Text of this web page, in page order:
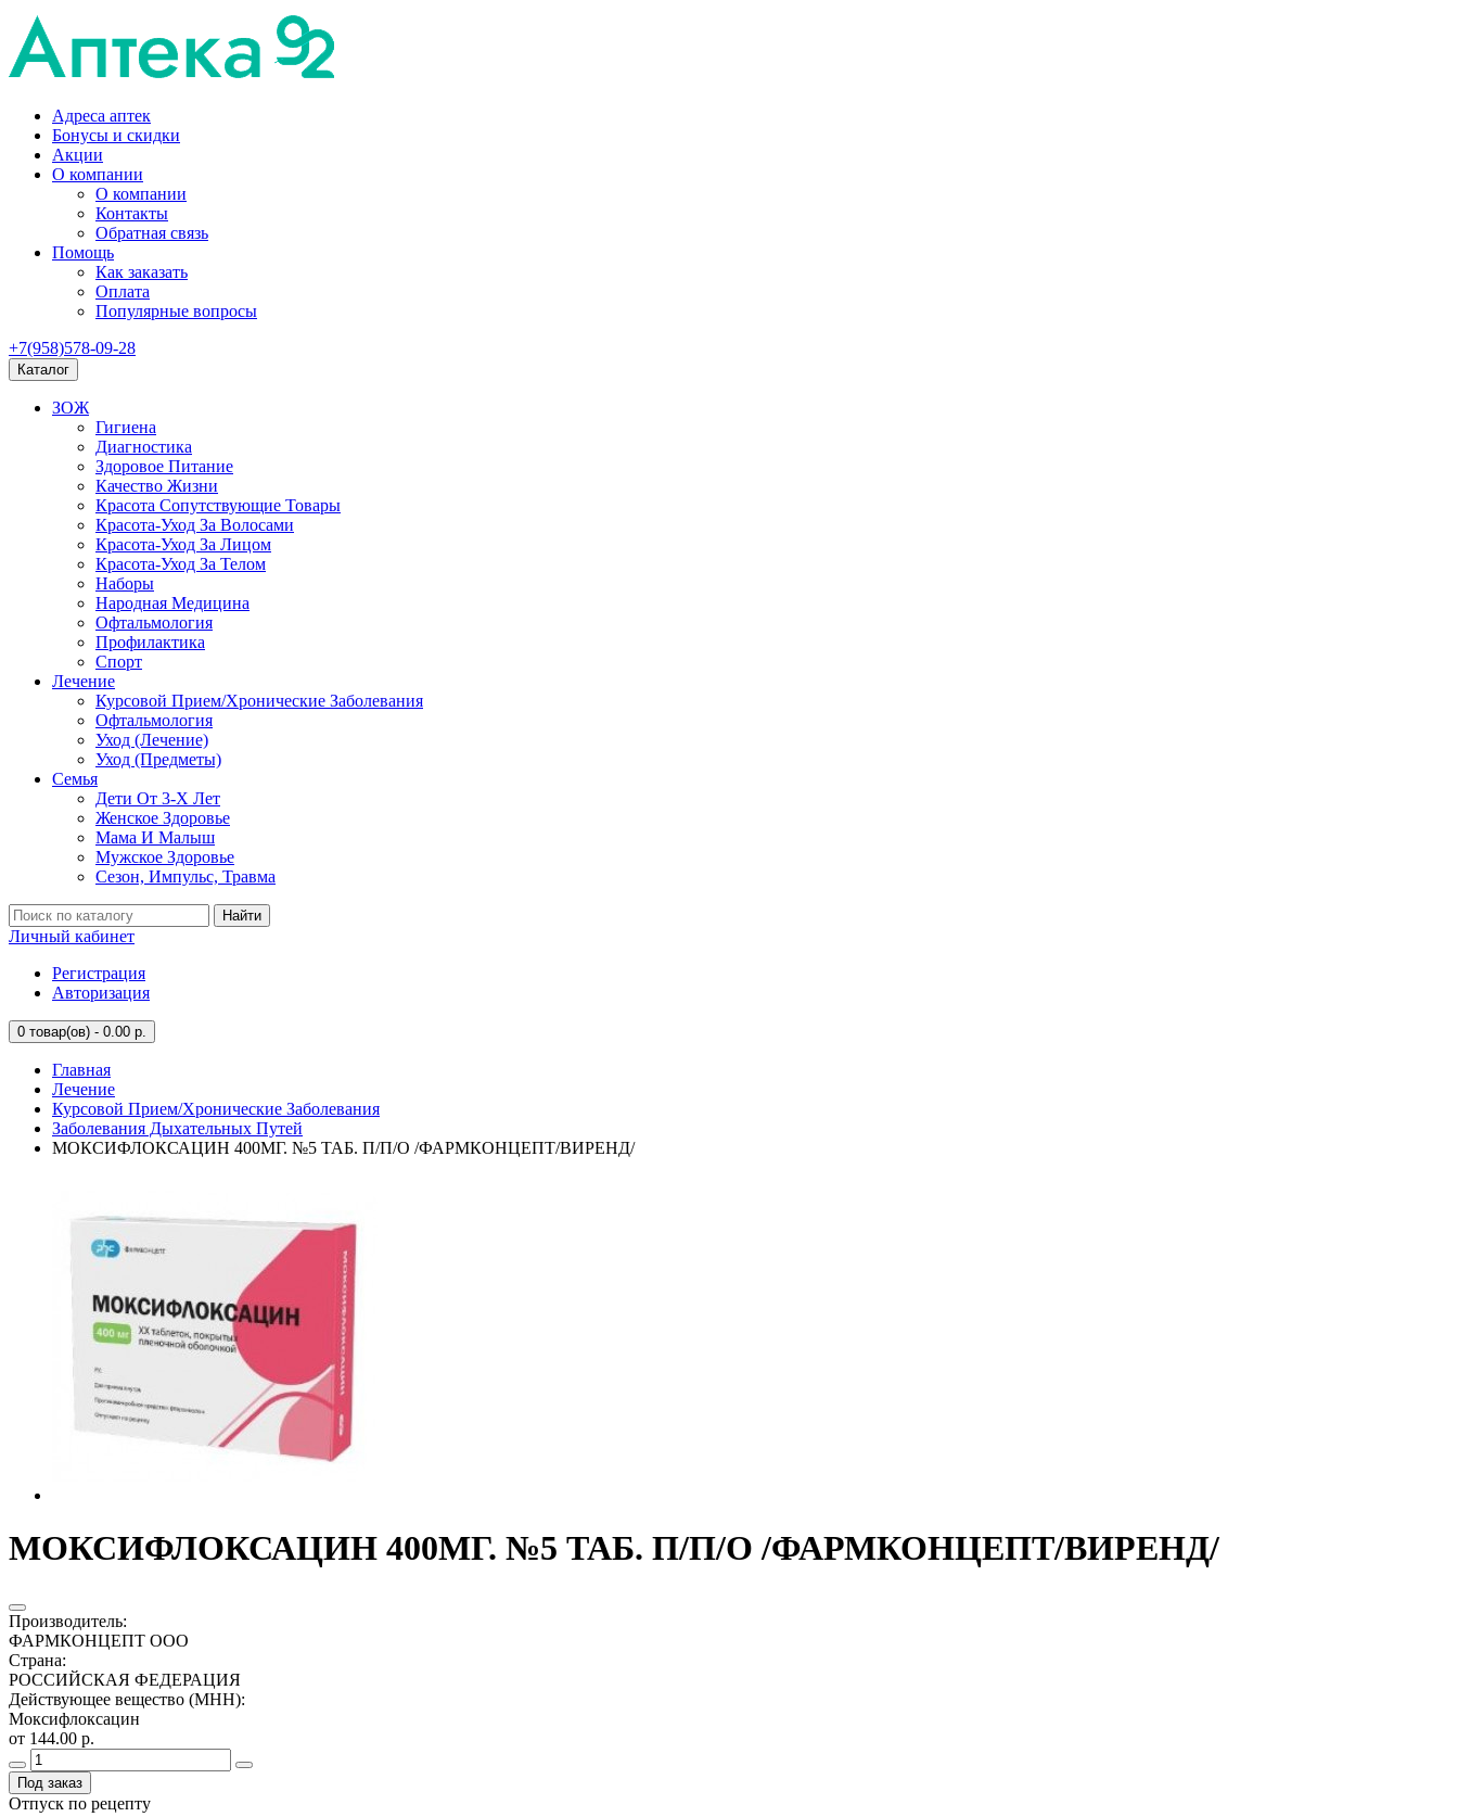
Адреса аптек
Бонусы и скидки
Акции
О компании
О компании
Контакты
Обратная связь
Помощь
Как заказать
Оплата
Популярные вопросы
+7(958)578-09-28
Каталог
ЗОЖ
Гигиена
Диагностика
Здоровое Питание
Качество Жизни
Красота Сопутствующие Товары
Красота-Уход За Волосами
Красота-Уход За Лицом
Красота-Уход За Телом
Наборы
Народная Медицина
Офтальмология
Профилактика
Спорт
Лечение
Курсовой Прием/Хронические Заболевания
Офтальмология
Уход (Лечение)
Уход (Предметы)
Семья
Дети От 3-Х Лет
Женское Здоровье
Мама И Малыш
Мужское Здоровье
Сезон, Импульс, Травма
Найти
Личный кабинет
Регистрация
Авторизация
0 товар(ов) - 0.00 р.
Главная
Лечение
Курсовой Прием/Хронические Заболевания
Заболевания Дыхательных Путей
МОКСИФЛОКСАЦИН 400МГ. №5 ТАБ. П/П/О /ФАРМКОНЦЕПТ/ВИРЕНД/
МОКСИФЛОКСАЦИН 400МГ. №5 ТАБ. П/П/О /ФАРМКОНЦЕПТ/ВИРЕНД/
Производитель:
ФАРМКОНЦЕПТ ООО
Страна:
РОССИЙСКАЯ ФЕДЕРАЦИЯ
Действующее вещество (МНН):
Моксифлоксацин
от 144.00 р.
Под заказ
Отпуск по рецепту